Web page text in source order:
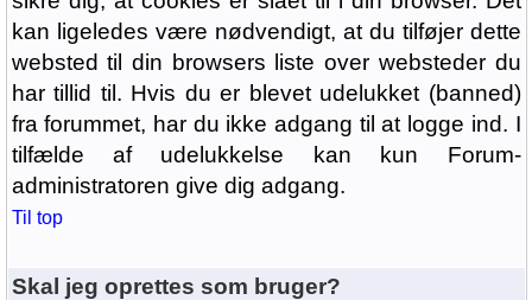
kan ligeledes være nødvendigt, at du tilføjer dette
websted til din browsers liste over websteder du
har tillid til. Hvis du er blevet udelukket (banned)
fra forummet, har du ikke adgang til at logge ind. I
tilfælde af udelukkelse kan kun Forum-
administratoren give dig adgang.
Til top
Skal jeg oprettes som bruger?